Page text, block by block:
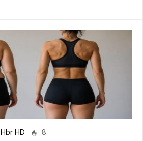
Hbr HD 8